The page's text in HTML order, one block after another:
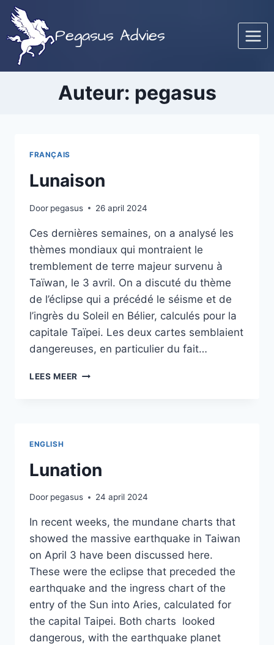
Doorgaan
naar
inhoud
Pegasus Advies
Auteur: pegasus
FRANÇAIS
Lunaison
Door pegasus 26 april 2024
Ces dernières semaines, on a analysé les
thèmes mondiaux qui montraient le
tremblement de terre majeur survenu à
Taïwan, le 3 avril. On a discuté du thème
de l’éclipse qui a précédé le séisme et de
l’ingrès du Soleil en Bélier, calculés pour la
capitale Taïpei. Les deux cartes semblaient
dangereuses, en particulier du fait…
LEES MEER LUNAISON
ENGLISH
Lunation
Door pegasus 24 april 2024
In recent weeks, the mundane charts that
showed the massive earthquake in Taiwan
on April 3 have been discussed here.
These were the eclipse that preceded the
earthquake and the ingress chart of the
entry of the Sun into Aries, calculated for
the capital Taipei. Both charts looked
dangerous, with the earthquake planet